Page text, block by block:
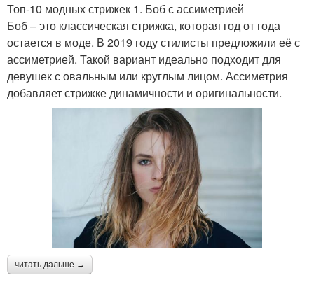
Топ-10 модных стрижек 1. Боб с ассиметрией
Боб – это классическая стрижка, которая год от года
остается в моде. В 2019 году стилисты предложили её с
ассиметрией. Такой вариант идеально подходит для
девушек с овальным или круглым лицом. Ассиметрия
добавляет стрижке динамичности и оригинальности.
читать дальше →